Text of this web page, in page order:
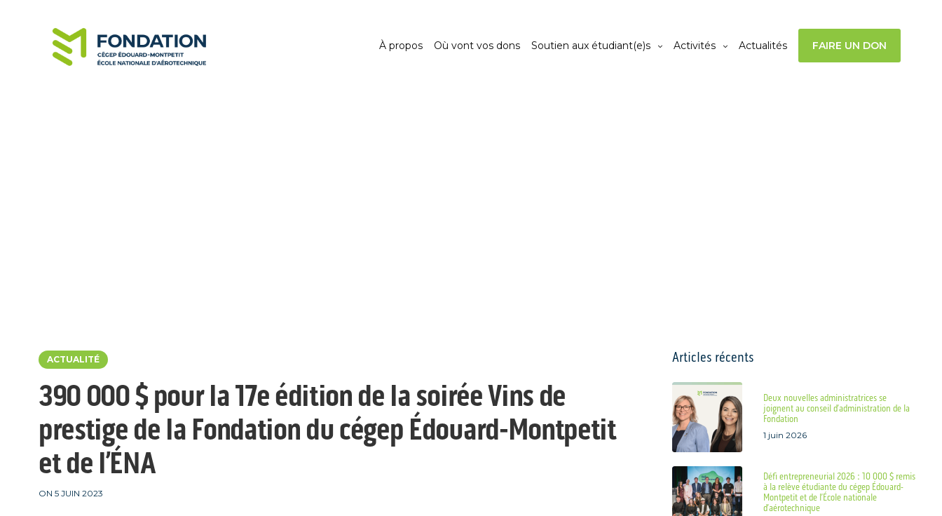
À propos Où vont vos dons Soutien aux étudiant(e)s Activités Actualités FAIRE UN DON
ACTUALITÉ
390 000 $ pour la 17e édition de la soirée Vins de
prestige de la Fondation du cégep Édouard-Montpetit
et de l’ÉNA
ON 5 JUIN 2023
Articles récents
Deux nouvelles administratrices se
joignent au conseil d’administration de la
Fondation
1 juin 2026
Défi entrepreneurial 2026 : 10 000 $ remis
à la relève étudiante du cégep Édouard-
Montpetit et de l’École nationale
d’aérotechnique